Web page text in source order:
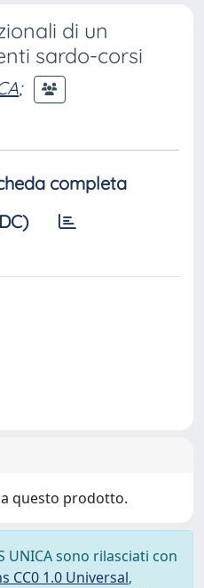
di un
sardo-corsi
;
completa
questo prodotto.
UNICA sono rilasciati con
CC0 1.0 Universal,